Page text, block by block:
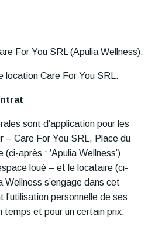
For You SRL (Apulia Wellness).
location Care For You SRL.
sont d’application pour les
– Care For You SRL, Place du
après : ‘Apulia Wellness’)
loué – et le locataire (ci-
Wellness s’engage dans cet
l’utilisation personnelle de ses
temps et pour un certain prix.